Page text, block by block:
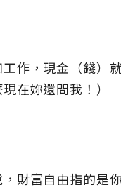
作，現金（錢）
在妳還問我！）
財富自由指的是